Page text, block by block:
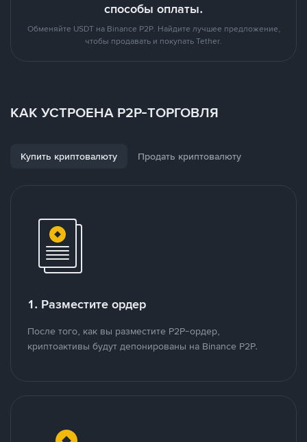
способы оплаты.
Обменяйте USDT на Binance P2P. Найдите лучшее предложение,
чтобы продавать и покупать Tether.
КАК УСТРОЕНА P2P-ТОРГОВЛЯ
Купить криптовалюту Продать криптовалюту
1. Разместите ордер
После того, как вы разместите P2P-ордер,
криптоактивы будут депонированы на Binance P2P.